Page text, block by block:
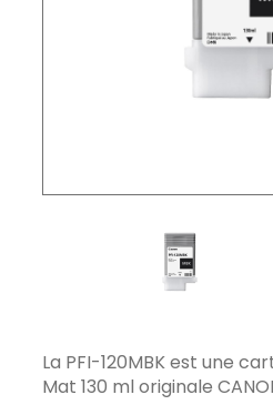
La PFI-120MBK est une
Mat 130 ml originale